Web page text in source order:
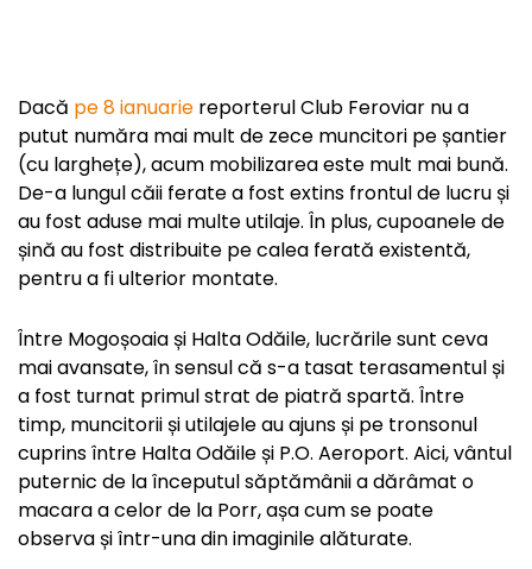
Dacă pe 8 ianuarie reporterul Club Feroviar nu a
putut număra mai mult de zece muncitori pe șantier
(cu larghețe), acum mobilizarea este mult mai bună.
De-a lungul căii ferate a fost extins frontul de lucru și
au fost aduse mai multe utilaje. În plus, cupoanele de
șină au fost distribuite pe calea ferată existentă,
pentru a fi ulterior montate.
Între Mogoșoaia și Halta Odăile, lucrările sunt ceva
mai avansate, în sensul că s-a tasat terasamentul și
a fost turnat primul strat de piatră spartă. Între
timp, muncitorii și utilajele au ajuns și pe tronsonul
cuprins între Halta Odăile și P.O. Aeroport. Aici, vântul
puternic de la începutul săptămânii a dărâmat o
macara a celor de la Porr, așa cum se poate
observa și într-una din imaginile alăturate.